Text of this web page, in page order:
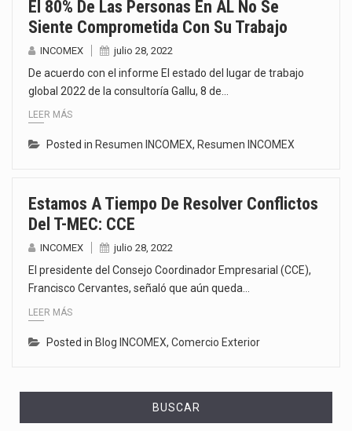
El 80% De Las Personas En AL No Se
Siente Comprometida Con Su Trabajo
INCOMEX julio 28, 2022
De acuerdo con el informe El estado del lugar de trabajo
global 2022 de la consultoría Gallu, 8 de…
LEER MÁS
Posted in Resumen INCOMEX, Resumen INCOMEX
Estamos A Tiempo De Resolver Conflictos
Del T-MEC: CCE
INCOMEX julio 28, 2022
El presidente del Consejo Coordinador Empresarial (CCE),
Francisco Cervantes, señaló que aún queda…
LEER MÁS
Posted in Blog INCOMEX, Comercio Exterior
BUSCAR